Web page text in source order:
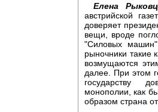
Елена
австрийской
доверяет
вещи, вроде
"Силовых
рыночники такие
возмущаются
далее. При этом
государству
монополии, как
образом страна